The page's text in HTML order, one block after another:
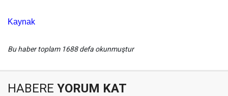
Kaynak
Bu haber toplam 1688 defa okunmuştur
HABERE YORUM KAT